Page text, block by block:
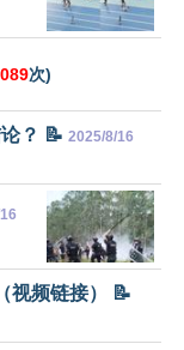
次)
？ 📝 2025/8/16
视频链接） 📝